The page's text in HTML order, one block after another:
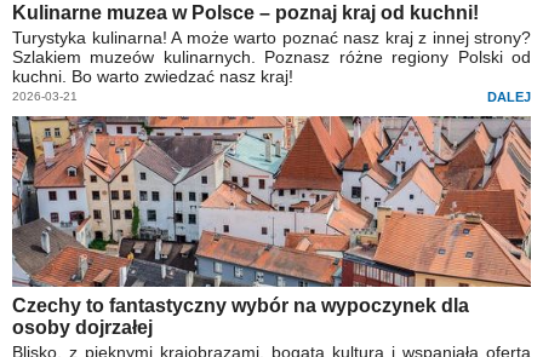
Kulinarne muzea w Polsce – poznaj kraj od kuchni!
Turystyka kulinarna! A może warto poznać nasz kraj z innej strony?
Szlakiem muzeów kulinarnych. Poznasz różne regiony Polski od
kuchni. Bo warto zwiedzać nasz kraj!
2026-03-21 DALEJ
Czechy to fantastyczny wybór na wypoczynek dla
osoby dojrzałej
Blisko, z pięknymi krajobrazami, bogatą kulturą i wspaniałą ofertą